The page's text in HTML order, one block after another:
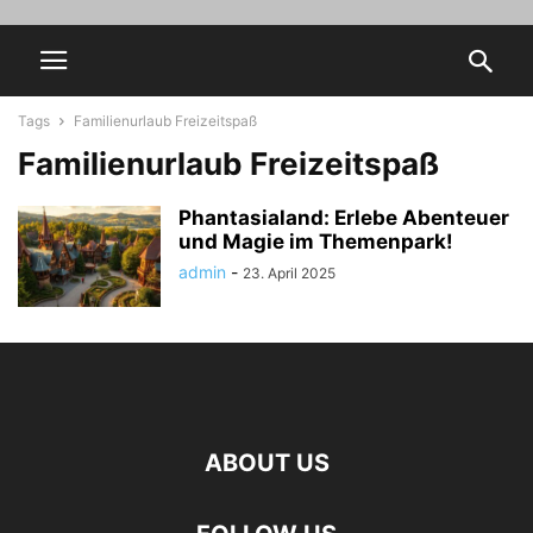
Tags Familienurlaub Freizeitspaß
Familienurlaub Freizeitspaß
Phantasialand: Erlebe Abenteuer
und Magie im Themenpark!
admin - 23. April 2025
ABOUT US